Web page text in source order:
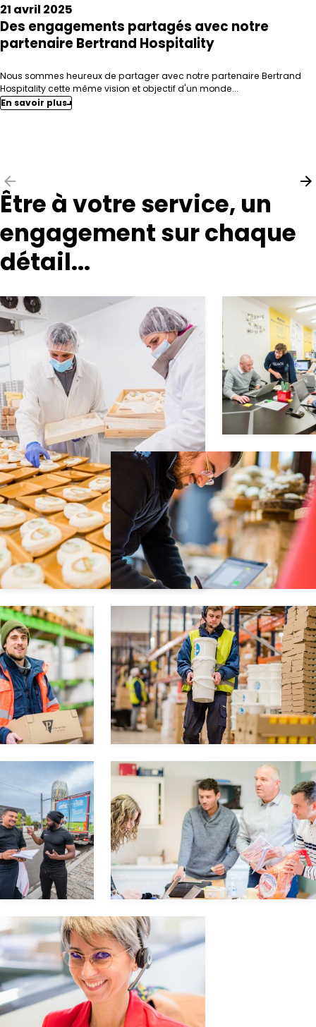
Frais
2 rue
Georges
Pawlak
de la
planchette
57645
MONTOY FLANVILLE
Solère
ZA de
Planchette
54420
SAULXURES-LES-NANCY
Fromage
Filiale
Av.
Charles
Cerisaie
93240
STAINS
EUROFROMAGE
Filiale
Avenue
Charles
De
Gaulle
ZAC de
la
Cerisaie
93240
STAINS
EUROFROMAGE
Filiale
du Bois
des
Cerisiers
60100
CREIL
Félix
Potin
Filiale
31,
Chemin
Ste-
Z.A.C.
Marguerite
06130
GRASSE
Felix
Potin
Filiale
Avenue
Lamartine
ZAC de
13170
LES PENNES-MIRABEAU
Félix
Potin
Filiale
Avenue
du
Prince
Des engagements partagés avec notre
partenaire Bertrand Hospitality
21 avril 2025
Nous sommes heureux de partager avec notre partenaire Bertrand
Hospitality cette même vision et objectif d'un monde...
En savoir plus
Être à votre service, un
engagement sur chaque
détail...